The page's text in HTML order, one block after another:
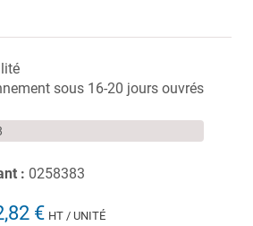
sous 16-20 jours ouvrés
: 0258383
€ HT / UNITÉ